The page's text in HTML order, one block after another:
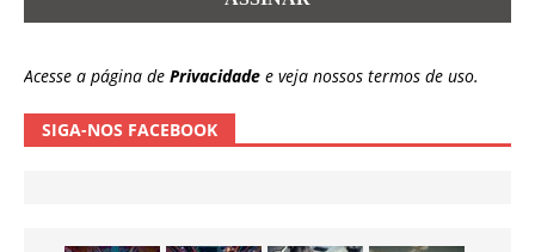
Acesse a página de Privacidade e veja nossos termos de uso.
SIGA-NOS FACEBOOK